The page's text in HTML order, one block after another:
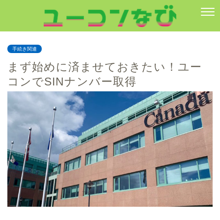
手続き関連
まず始めに済ませておきたい！ユー
コンでSINナンバー取得